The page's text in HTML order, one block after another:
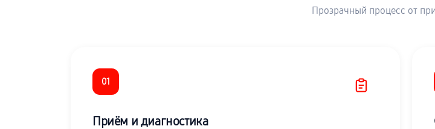
Прозрачный процесс от
01
Приём и диагностика